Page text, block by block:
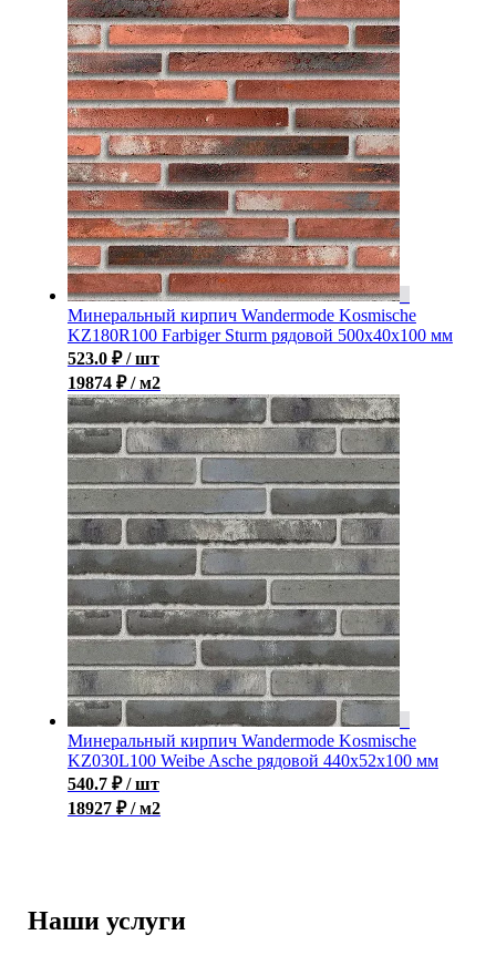
Минеральный кирпич Wandermode Kosmische
KZ180R100 Farbiger Sturm рядовой 500x40x100 мм
523.0 ₽ / шт
19874 ₽ / м2
Минеральный кирпич Wandermode Kosmische
KZ030L100 Weibe Asche рядовой 440x52x100 мм
540.7 ₽ / шт
18927 ₽ / м2
Наши услуги